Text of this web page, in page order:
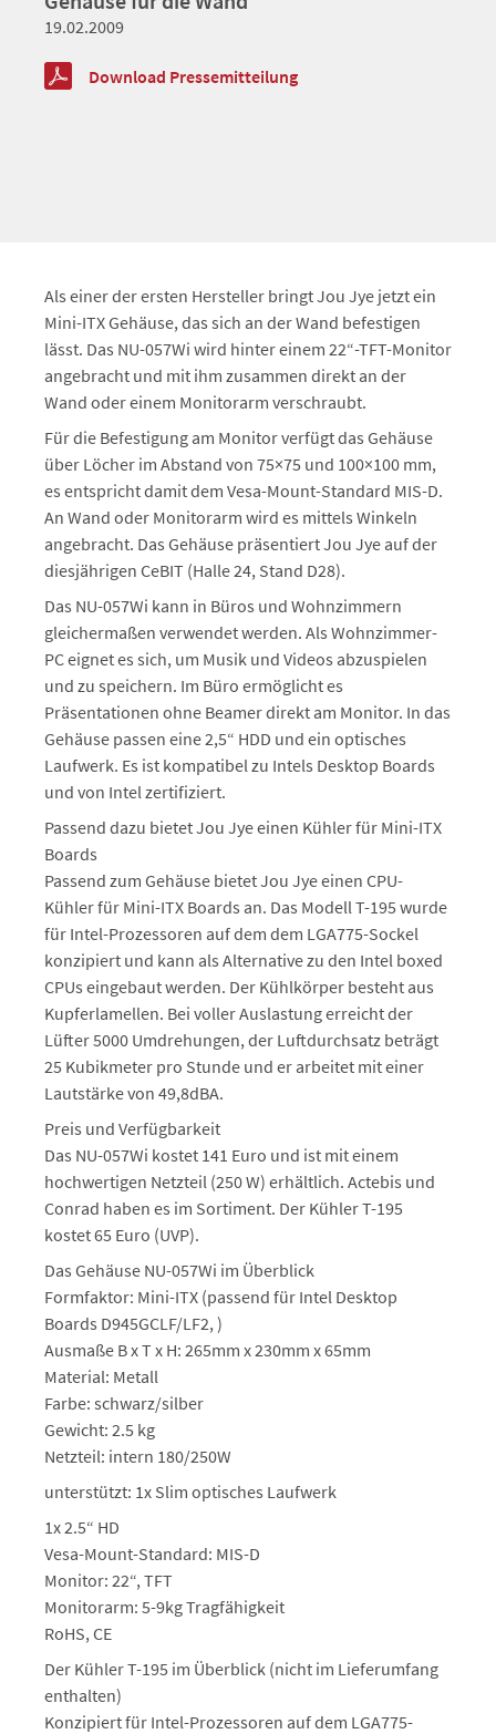
19.02.2009
Download Pressemitteilung
Als einer der ersten Hersteller bringt Jou Jye jetzt ein
Mini-ITX Gehäuse, das sich an der Wand befestigen
lässt. Das NU-057Wi wird hinter einem 22“-TFT-Monitor
angebracht und mit ihm zusammen direkt an der
Wand oder einem Monitorarm verschraubt.
Für die Befestigung am Monitor verfügt das Gehäuse
über Löcher im Abstand von 75×75 und 100×100 mm,
es entspricht damit dem Vesa-Mount-Standard MIS-D.
An Wand oder Monitorarm wird es mittels Winkeln
angebracht. Das Gehäuse präsentiert Jou Jye auf der
diesjährigen CeBIT (Halle 24, Stand D28).
Das NU-057Wi kann in Büros und Wohnzimmern
gleichermaßen verwendet werden. Als Wohnzimmer-
PC eignet es sich, um Musik und Videos abzuspielen
und zu speichern. Im Büro ermöglicht es
Präsentationen ohne Beamer direkt am Monitor. In das
Gehäuse passen eine 2,5“ HDD und ein optisches
Laufwerk. Es ist kompatibel zu Intels Desktop Boards
und von Intel zertifiziert.
Passend dazu bietet Jou Jye einen Kühler für Mini-ITX
Boards
Passend zum Gehäuse bietet Jou Jye einen CPU-
Kühler für Mini-ITX Boards an. Das Modell T-195 wurde
für Intel-Prozessoren auf dem dem LGA775-Sockel
konzipiert und kann als Alternative zu den Intel boxed
CPUs eingebaut werden. Der Kühlkörper besteht aus
Kupferlamellen. Bei voller Auslastung erreicht der
Lüfter 5000 Umdrehungen, der Luftdurchsatz beträgt
25 Kubikmeter pro Stunde und er arbeitet mit einer
Lautstärke von 49,8dBA.
Preis und Verfügbarkeit
Das NU-057Wi kostet 141 Euro und ist mit einem
hochwertigen Netzteil (250 W) erhältlich. Actebis und
Conrad haben es im Sortiment. Der Kühler T-195
kostet 65 Euro (UVP).
Das Gehäuse NU-057Wi im Überblick
Formfaktor: Mini-ITX (passend für Intel Desktop
Boards D945GCLF/LF2, )
Ausmaße B x T x H: 265mm x 230mm x 65mm
Material: Metall
Farbe: schwarz/silber
Gewicht: 2.5 kg
Netzteil: intern 180/250W
unterstützt: 1x Slim optisches Laufwerk
1x 2.5“ HD
Vesa-Mount-Standard: MIS-D
Monitor: 22“, TFT
Monitorarm: 5-9kg Tragfähigkeit
RoHS, CE
Der Kühler T-195 im Überblick (nicht im Lieferumfang
enthalten)
Konzipiert für Intel-Prozessoren auf dem LGA775-